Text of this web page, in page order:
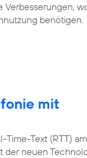
Verbesserungen,
benötigen.
mit
Text (RTT)
neuen